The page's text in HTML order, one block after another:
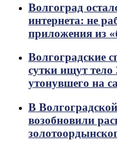
Волгоград
интернета: не
приложения из
Волгоградские
сутки ищут тело
утонувшего на
В
возобновили